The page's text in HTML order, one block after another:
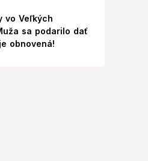
vo Veľkých
sa podarilo dať
obnovená!